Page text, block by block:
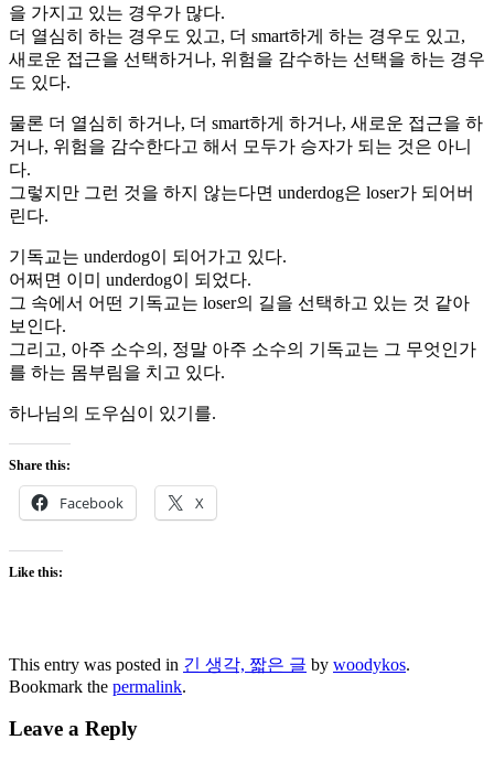
을 가지고 있는 경우가 많다.
더 열심히 하는 경우도 있고, 더 smart하게 하는 경우도 있고,
새로운 접근을 선택하거나, 위험을 감수하는 선택을 하는 경우
도 있다.
물론 더 열심히 하거나, 더 smart하게 하거나, 새로운 접근을 하
거나, 위험을 감수한다고 해서 모두가 승자가 되는 것은 아니
다.
그렇지만 그런 것을 하지 않는다면 underdog은 loser가 되어버
린다.
기독교는 underdog이 되어가고 있다.
어쩌면 이미 underdog이 되었다.
그 속에서 어떤 기독교는 loser의 길을 선택하고 있는 것 같아
보인다.
그리고, 아주 소수의, 정말 아주 소수의 기독교는 그 무엇인가
를 하는 몸부림을 치고 있다.
하나님의 도우심이 있기를.
Share this:
Facebook X
Like this:
This entry was posted in 긴 생각, 짧은 글 by woodykos.
Bookmark the permalink.
Leave a Reply